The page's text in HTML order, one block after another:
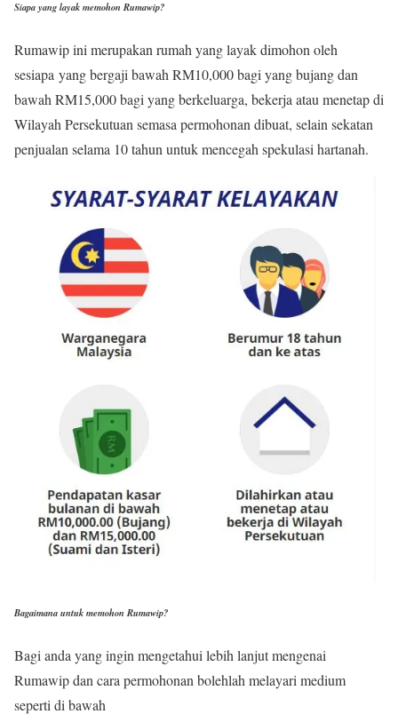
Siapa yang layak memohon Rumawip?
Rumawip ini merupakan rumah yang layak dimohon oleh
sesiapa yang bergaji bawah RM10,000 bagi yang bujang dan
bawah RM15,000 bagi yang berkeluarga, bekerja atau menetap di
Wilayah Persekutuan semasa permohonan dibuat, selain sekatan
penjualan selama 10 tahun untuk mencegah spekulasi hartanah.
Bagaimana untuk memohon Rumawip?
Bagi anda yang ingin mengetahui lebih lanjut mengenai
Rumawip dan cara permohonan bolehlah melayari medium
seperti di bawah